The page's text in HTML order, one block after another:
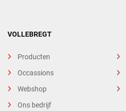
VOLLEBREGT
Producten
Occassions
Webshop
Ons bedrijf